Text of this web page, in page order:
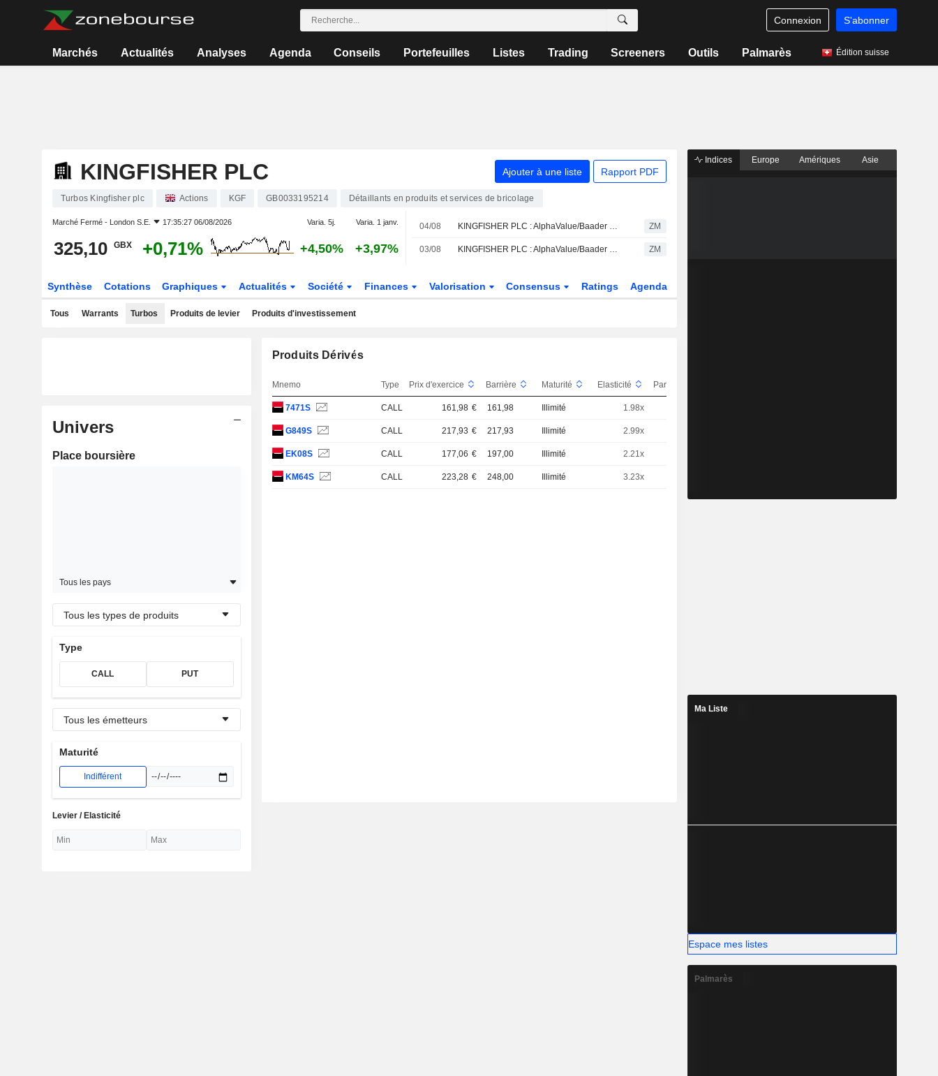
Connexion S'abonner
Marchés Actualités Analyses Agenda Conseils Portefeuilles Listes Trading Screeners Outils Palmarès Édition suisse
KINGFISHER PLC Ajouter à une liste Rapport PDF
Turbos Kingfisher plc Actions KGF GB0033195214 Détaillants en produits et services de bricolage
Marché Fermé - London S.E. 17:35:27 06/08/2026 Varia. 5j. Varia. 1 janv.
325,10 GBX +0,71% +4,50% +3,97%
04/08 KINGFISHER PLC : AlphaValue/Baader Europe désormais à l'achat sur le dossier ZM
03/08 KINGFISHER PLC : AlphaValue/Baader Europe revoit à baisse sa recommandation ZM
Synthèse Cotations Graphiques Actualités Société Finances Valorisation Consensus Ratings Agenda
Tous Warrants Turbos Produits de levier Produits d'investissement
Univers
Place boursière
Tous les pays
Tous les types de produits
Type
CALL PUT
Tous les émetteurs
Maturité
Indifférent
Levier / Elasticité
Produits Dérivés
Mnemo Type Prix d'exercice Barrière Maturité Elasticité Parité
7471S CALL 161,98 € 161,98 Illimité 1.98x
G849S CALL 217,93 € 217,93 Illimité 2.99x
EK08S CALL 177,06 € 197,00 Illimité 2.21x
KM64S CALL 223,28 € 248,00 Illimité 3.23x
Indices Europe Amériques Asie
Ma Liste
Espace mes listes
Palmarès